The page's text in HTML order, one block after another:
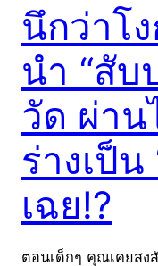
นึกว่าโ
นำ “สับ
วัด ผ่าน
ร่างเป็น
เฉย!?
ตอนเด็กๆ คุณเคยสง